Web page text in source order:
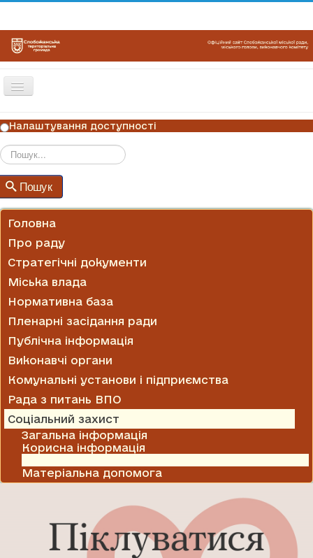
Перемикач
ГОЛОВНА
НОВИНИ
ОГОЛОШЕННЯ
ГРАФІКИ ПРИЙОМУ
Налаштування доступності
Пошук
Головна
Про раду
Стратегічні документи
Міська влада
Нормативна база
Пленарні засідання ради
Публічна інформація
Виконавчі органи
Комунальні установи і підприємства
Рада з питань ВПО
Соціальний захист
Загальна інформація
Корисна інформація
Матеріальна допомога